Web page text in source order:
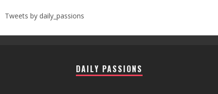
Tweets by daily_passions
DAILY PASSIONS